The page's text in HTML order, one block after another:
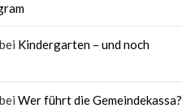
Kindergarten – und noch
Wer führt die Gemeindekassa?